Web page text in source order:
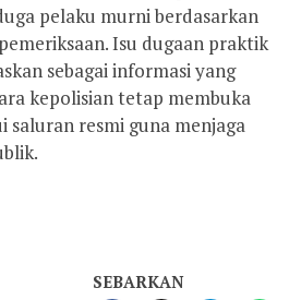
pelaku murni berdasarkan
Isu dugaan praktik
sebagai informasi yang
kepolisian tetap membuka
saluran resmi guna menjaga
SEBARKAN